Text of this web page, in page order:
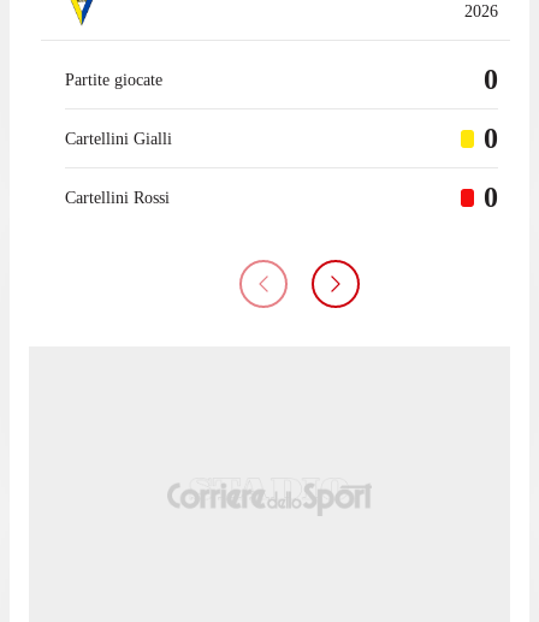
2026
Partite giocate 0
Cartellini Gialli 0
Cartellini Rossi 0